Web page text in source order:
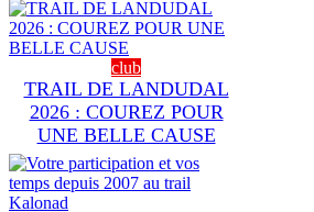
club
TRAIL DE LANDUDAL
2026 : COUREZ POUR
UNE BELLE CAUSE